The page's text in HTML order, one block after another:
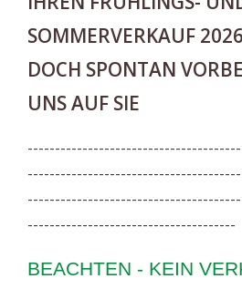
SOMMERVERKAUF
DOCH SPONTAN
UNS AUF SIE
--------------------------------------
BEACHTEN - KEIN